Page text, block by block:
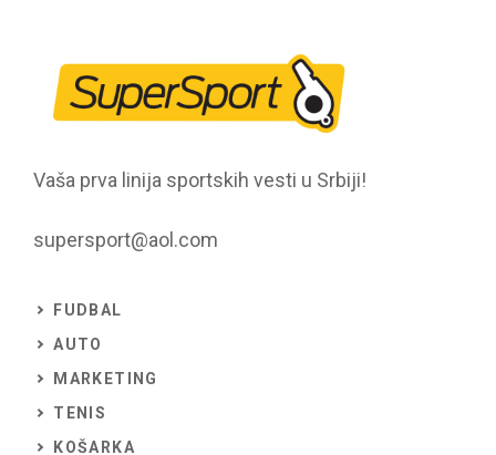
Vaša prva linija sportskih vesti u Srbiji!
supersport@aol.com
FUDBAL
AUTO
MARKETING
TENIS
KOŠARKA